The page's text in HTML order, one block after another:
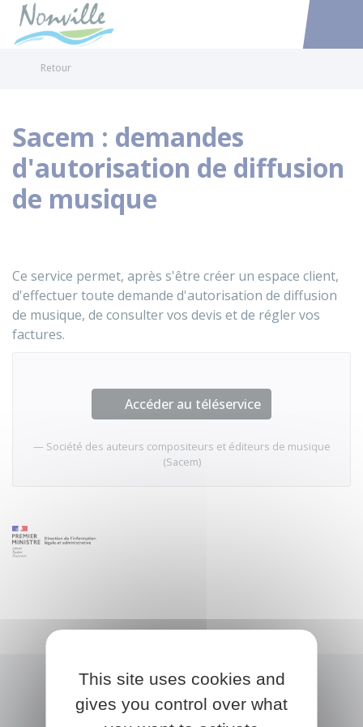
Accéder
Retour
Sacem : demandes
d'autorisation de diffusion
de musique
Ce service permet, après s'être créer un espace client,
d'effectuer toute demande d'autorisation de diffusion
de musique, de consulter vos devis et de régler vos
factures.
Accéder au téléservice
Société des auteurs compositeurs et éditeurs de musique
(Sacem)
This site uses cookies and
gives you control over what